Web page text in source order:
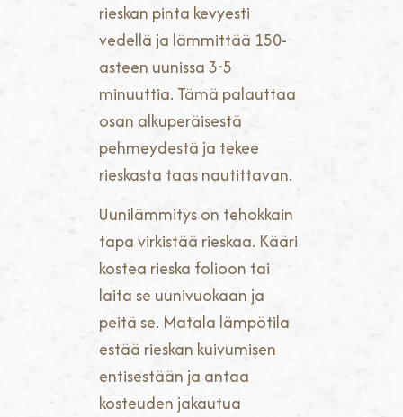
rieskan pinta kevyesti
vedellä ja lämmittää 150-
asteen uunissa 3-5
minuuttia. Tämä palauttaa
osan alkuperäisestä
pehmeydestä ja tekee
rieskasta taas nautittavan.
Uunilämmitys on tehokkain
tapa virkistää rieskaa. Kääri
kostea rieska folioon tai
laita se uunivuokaan ja
peitä se. Matala lämpötila
estää rieskan kuivumisen
entisestään ja antaa
kosteuden jakautua